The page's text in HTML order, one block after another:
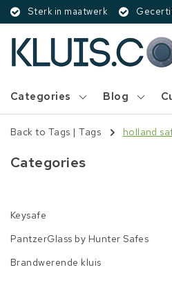
Sterk in maatwerk
Categories Blog
Back to Tags |Tags holland
Categories
Keysafe
PantzerGlass by Hunter Safes
Brandwerende kluis